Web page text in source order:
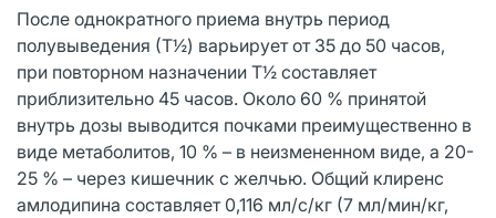
После однократного приема внутрь период
полувыведения (Т½) варьирует от 35 до 50 часов,
при повторном назначении Т½ составляет
приблизительно 45 часов. Около 60 % принятой
внутрь дозы выводится почками преимущественно в
виде метаболитов, 10 % – в неизмененном виде, а 20-
25 % – через кишечник с желчью. Общий клиренс
амлодипина составляет 0,116 мл/с/кг (7 мл/мин/кг,